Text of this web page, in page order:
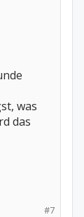
was
das
#7